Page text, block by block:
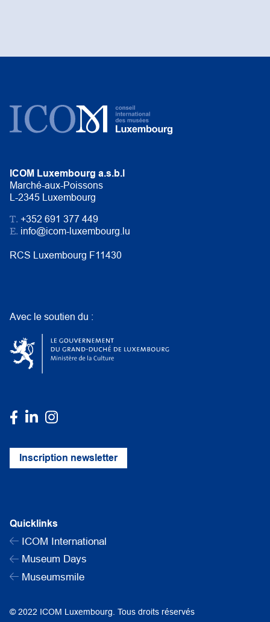
ICOM Luxembourg a.s.b.l
Marché-aux-Poissons
L-2345 Luxembourg
T. +352 691 377 449
E. info@icom-luxembourg.lu
RCS Luxembourg F11430
Avec le soutien du :
Inscription newsletter
Quicklinks
ICOM International
Museum Days
Museumsmile
© 2022 ICOM Luxembourg. Tous droits réservés